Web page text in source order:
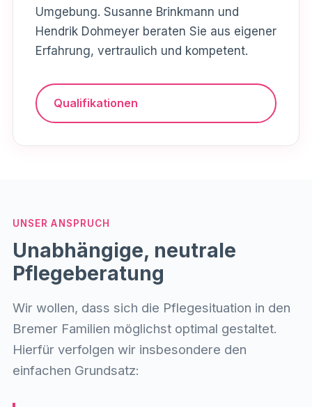
Umgebung. Susanne Brinkmann und
Hendrik Dohmeyer beraten Sie aus eigener
Erfahrung, vertraulich und kompetent.
Qualifikationen
UNSER ANSPRUCH
Unabhängige, neutrale
Pflegeberatung
Wir wollen, dass sich die Pflegesituation in den
Bremer Familien möglichst optimal gestaltet.
Hierfür verfolgen wir insbesondere den
einfachen Grundsatz: